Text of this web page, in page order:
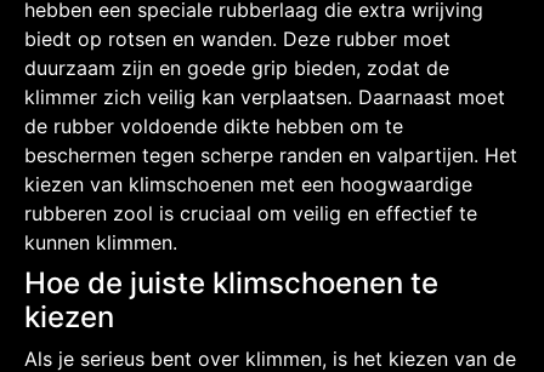
hebben een speciale rubberlaag die extra wrijving
biedt op rotsen en wanden. Deze rubber moet
duurzaam zijn en goede grip bieden, zodat de
klimmer zich veilig kan verplaatsen. Daarnaast moet
de rubber voldoende dikte hebben om te
beschermen tegen scherpe randen en valpartijen. Het
kiezen van klimschoenen met een hoogwaardige
rubberen zool is cruciaal om veilig en effectief te
kunnen klimmen.
Hoe de juiste klimschoenen te
kiezen
Als je serieus bent over klimmen, is het kiezen van de